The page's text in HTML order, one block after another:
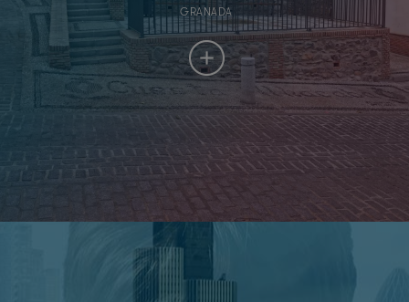
GRANADA